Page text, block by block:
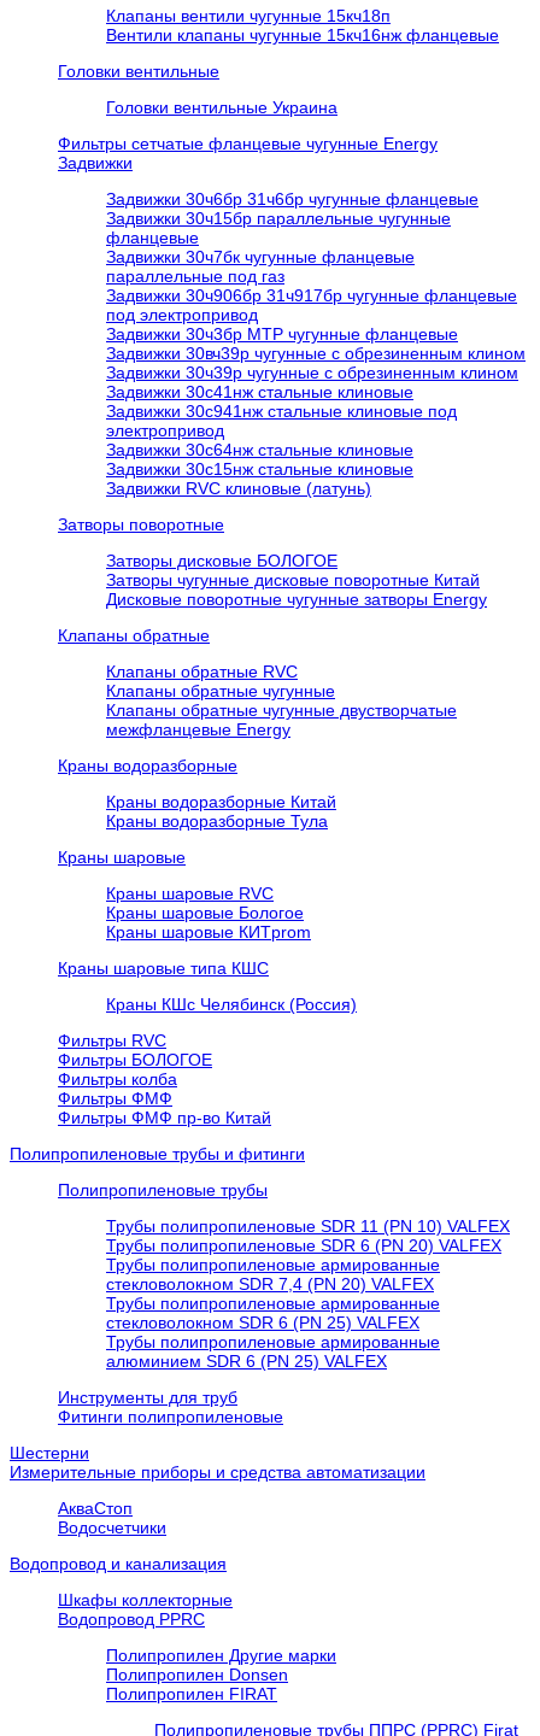
Клапаны вентили чугунные 15кч18п
Вентили клапаны чугунные 15кч16нж фланцевые
Головки вентильные
Головки вентильные Украина
Фильтры сетчатые фланцевые чугунные Energy
Задвижки
Задвижки 30ч6бр 31ч6бр чугунные фланцевые
Задвижки 30ч15бр параллельные чугунные
фланцевые
Задвижки 30ч7бк чугунные фланцевые
параллельные под газ
Задвижки 30ч906бр 31ч917бр чугунные фланцевые
под электропривод
Задвижки 30ч3бр МТР чугунные фланцевые
Задвижки 30вч39р чугунные с обрезиненным клином
Задвижки 30ч39р чугунные с обрезиненным клином
Задвижки 30с41нж стальные клиновые
Задвижки 30с941нж стальные клиновые под
электропривод
Задвижки 30с64нж стальные клиновые
Задвижки 30с15нж стальные клиновые
Задвижки RVC клиновые (латунь)
Затворы поворотные
Затворы дисковые БОЛОГОЕ
Затворы чугунные дисковые поворотные Китай
Дисковые поворотные чугунные затворы Energy
Клапаны обратные
Клапаны обратные RVC
Клапаны обратные чугунные
Клапаны обратные чугунные двустворчатые
межфланцевые Energy
Краны водоразборные
Краны водоразборные Китай
Краны водоразборные Тула
Краны шаровые
Краны шаровые RVC
Краны шаровые Бологое
Краны шаровые КИТprom
Краны шаровые типа КШС
Краны КШс Челябинск (Россия)
Фильтры RVC
Фильтры БОЛОГОЕ
Фильтры колба
Фильтры ФМФ
Фильтры ФМФ пр-во Китай
Полипропиленовые трубы и фитинги
Полипропиленовые трубы
Трубы полипропиленовые SDR 11 (PN 10) VALFEX
Трубы полипропиленовые SDR 6 (PN 20) VALFEX
Трубы полипропиленовые армированные
стекловолокном SDR 7,4 (PN 20) VALFEX
Трубы полипропиленовые армированные
стекловолокном SDR 6 (PN 25) VALFEX
Трубы полипропиленовые армированные
алюминием SDR 6 (PN 25) VALFEX
Инструменты для труб
Фитинги полипропиленовые
Шестерни
Измерительные приборы и средства автоматизации
АкваСтоп
Водосчетчики
Водопровод и канализация
Шкафы коллекторные
Водопровод PPRC
Полипропилен Другие марки
Полипропилен Donsen
Полипропилен FIRAT
Полипропиленовые трубы ППРС (PPRC) Firat